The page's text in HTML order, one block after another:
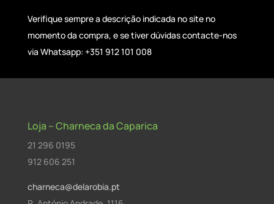
Verifique sempre a descrição indicada no site no
momento da compra, e se tiver dúvidas contacte-nos
via Whatsapp: +351 912 101 008
Loja – Charneca da Caparica
21 296 0195
912 606 251
charneca@delarobia.pt